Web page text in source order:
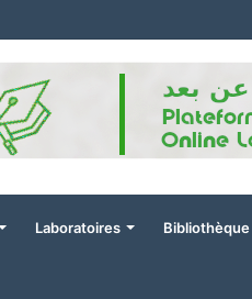
Laboratoires Bibliothèque